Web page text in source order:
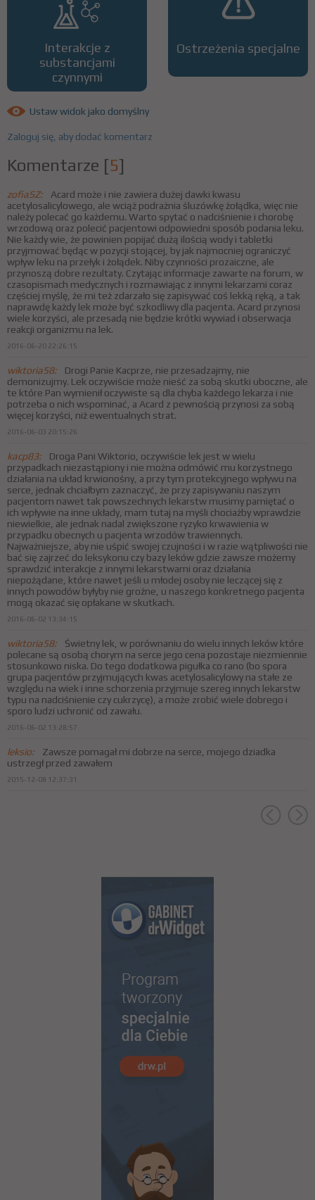
Interakcje z
substancjami
czynnymi
Ostrzeżenia specjalne
Ustaw widok jako domyślny
Zaloguj się, aby dodać komentarz
Komentarze [5]
zofiaSZ:
Acard może i nie zawiera dużej dawki kwasu
acetylosalicylowego, ale wciąż podrażnia śluzówkę żołądka, więc nie
należy polecać go każdemu. Warto spytać o nadciśnienie i chorobę
wrzodową oraz polecić pacjentowi odpowiedni sposób podania leku.
Nie każdy wie, że powinien popijać dużą ilością wody i tabletki
przyjmować będąc w pozycji stojącej, by jak najmocniej ograniczyć
wpływ leku na przełyk i żołądek. Niby czynności prozaiczne, ale
przynoszą dobre rezultaty. Czytając informacje zawarte na forum, w
czasopismach medycznych i rozmawiając z innymi lekarzami coraz
częściej myślę, że mi też zdarzało się zapisywać coś lekką ręką, a tak
naprawdę każdy lek może być szkodliwy dla pacjenta. Acard przynosi
wiele korzyści, ale przesadą nie będzie krótki wywiad i obserwacja
reakcji organizmu na lek.
2016-06-20 22:26:15
wiktoria58:
Drogi Panie Kacprze, nie przesadzajmy, nie
demonizujmy. Lek oczywiście może nieść za sobą skutki uboczne, ale
te które Pan wymienił oczywiste są dla chyba każdego lekarza i nie
potrzeba o nich wspominać, a Acard z pewnością przynosi za sobą
więcej korzyści, niż ewentualnych strat.
2016-06-03 20:15:26
kacp83:
Droga Pani Wiktorio, oczywiście lek jest w wielu
przypadkach niezastąpiony i nie można odmówić mu korzystnego
działania na układ krwionośny, a przy tym protekcyjnego wpływu na
serce, jednak chciałbym zaznaczyć, że przy zapisywaniu naszym
pacjentom nawet tak powszechnych lekarstw musimy pamiętać o
ich wpływie na inne układy, mam tutaj na myśli chociażby wprawdzie
niewielkie, ale jednak nadal zwiększone ryzyko krwawienia w
przypadku obecnych u pacjenta wrzodów trawiennych.
Najważniejsze, aby nie uśpić swojej czujności i w razie wątpliwości nie
bać się zajrzeć do leksykonu czy bazy leków gdzie zawsze możemy
sprawdzić interakcje z innymi lekarstwami oraz działania
niepożądane, które nawet jeśli u młodej osoby nie leczącej się z
innych powodów byłyby nie groźne, u naszego konkretnego pacjenta
mogą okazać się opłakane w skutkach.
2016-06-02 13:34:15
wiktoria58:
Świetny lek, w porównaniu do wielu innych leków które
polecane są osobą chorym na serce jego cena pozostaje niezmiennie
stosunkowo niska. Do tego dodatkowa pigułka co rano (bo spora
grupa pacjentów przyjmujących kwas acetylosalicylowy na stałe ze
względu na wiek i inne schorzenia przyjmuje szereg innych lekarstw
typu na nadciśnienie czy cukrzycę), a może zrobić wiele dobrego i
sporo ludzi uchronić od zawału.
2016-06-02 13:28:57
leksio:
Zawsze pomagał mi dobrze na serce, mojego dziadka
ustrzegł przed zawałem
2015-12-08 12:37:31